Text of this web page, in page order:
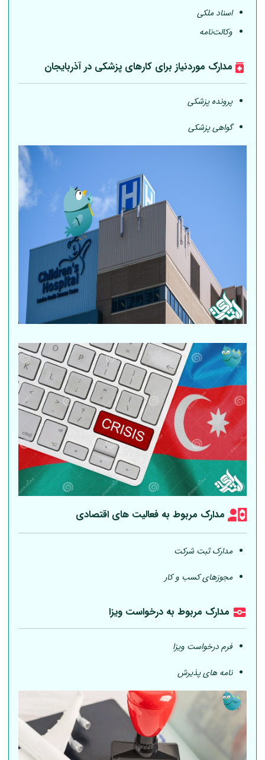
اسناد ملکی
وکالت‌نامه
مدارک موردنیاز برای کارهای پزشکی در آذربایجان
پرونده پزشکی
گواهی پزشکی
مدارک مربوط به فعالیت های اقتصادی
مدارک ثبت شرکت
مجوزهای کسب و کار
مدارک مربوط به درخواست ویزا
فرم درخواست ویزا
نامه های پذیرش